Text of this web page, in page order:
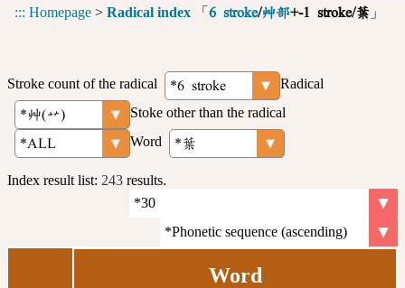
::: Homepage > Radical index 「 6 stroke/艸部+-1 stroke/葉 」
Stroke count of the radical
Radical
Stoke other than the radical
Word
Index result list: 243 results.
Word